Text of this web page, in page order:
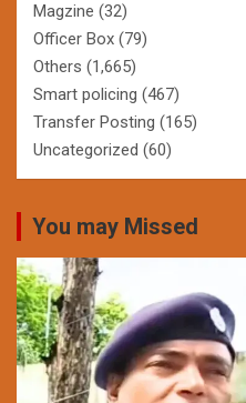
Magzine (32)
Officer Box (79)
Others (1,665)
Smart policing (467)
Transfer Posting (165)
Uncategorized (60)
You may Missed